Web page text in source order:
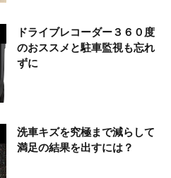
ドライブレコーダー３６０度
のおススメと駐車監視も忘れ
ずに
洗車キズを究極まで減らして
満足の結果を出すには？